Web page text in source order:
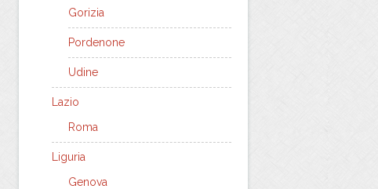
Gorizia
Pordenone
Udine
Lazio
Roma
Liguria
Genova